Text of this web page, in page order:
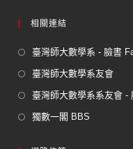
相關連結
臺灣師大數學系 - 臉書
臺灣師大數學系友會
臺灣師大數學系系友會 -
獨數一閣 BBS